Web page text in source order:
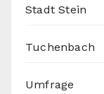
Stadt Stein
Tuchenbach
Umfrage